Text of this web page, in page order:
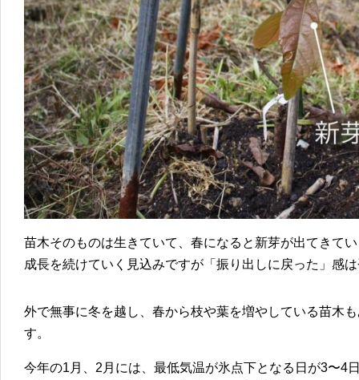
苗木そのものは生きていて、春になると新芽が出てきて
成長を続けていく見込みですが「振り出しに戻った」感
外で無事に冬を越し、春から枝や葉を増やしている苗木
す。
今年の1月、2月には、最低気温が氷点下となる日が3〜4